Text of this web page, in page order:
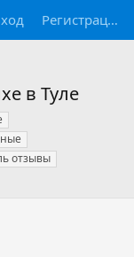
Регистрация
в Туле
отзывы